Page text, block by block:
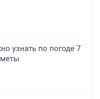
узнать по погоде 7